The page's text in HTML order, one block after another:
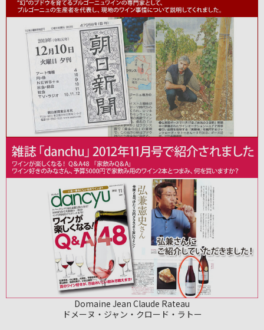
Domaine Jean Claude Rateau
ドメーヌ・ジャン・クロード・ラトー